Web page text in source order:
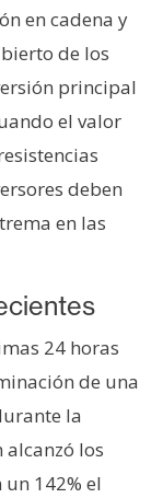
en cadena y
de los
principal
el valor
deben
en las
24 horas
de una
la
alcanzó los
142% el